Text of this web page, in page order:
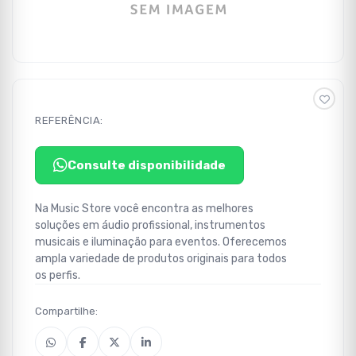
REFERÊNCIA:
Consulte disponibilidade
Na Music Store você encontra as melhores
soluções em áudio profissional, instrumentos
musicais e iluminação para eventos. Oferecemos
ampla variedade de produtos originais para todos
os perfis.
Compartilhe: